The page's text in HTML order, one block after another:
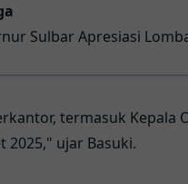
Sulbar Apresiasi
termasuk Kepala
2025," ujar Basuki.